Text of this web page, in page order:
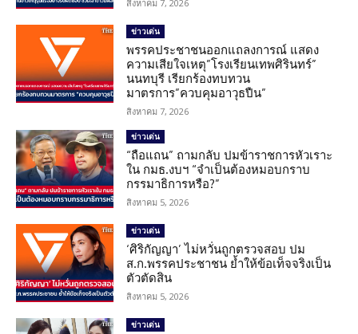
สิงหาคม 7, 2026
ข่าวเด่น
พรรคประชาชนออกแถลงการณ์ แสดง
ความเสียใจเหตุ”โรงเรียนเทพศิรินทร์”
นนทบุรี เรียกร้องทบทวน
มาตรการ”ควบคุมอาวุธปืน”
สิงหาคม 7, 2026
ข่าวเด่น
“ถือแถน” ถามกลับ ปมข้าราชการหัวเราะ
ใน กมธ.งบฯ “จำเป็นต้องหมอบกราบ
กรรมาธิการหรือ?”
สิงหาคม 5, 2026
ข่าวเด่น
‘ศิริกัญญา’ ไม่หวั่นถูกตรวจสอบ ปม
ส.ก.พรรคประชาชน ย้ำให้ข้อเท็จจริงเป็น
ตัวตัดสิน
สิงหาคม 5, 2026
ข่าวเด่น